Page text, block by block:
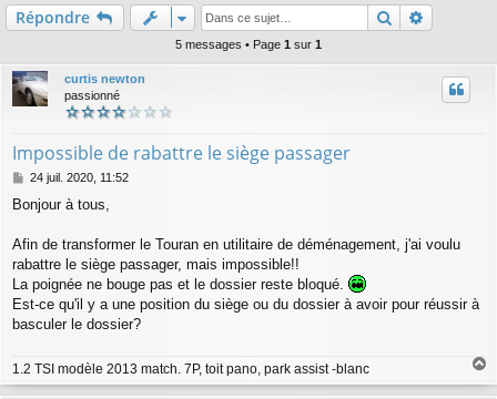
de
c
Répondre Rechercher
5 messages • Page 1 sur 1
curtis newton
passionné
Impossible de rabattre le siège passager
M
s
a
g
24 juil. 2020, 11:52
Bonjour à tous,
Afin de transformer le Touran en utilitaire de déménagement, j'ai voulu
rabattre le siège passager, mais impossible!!
La poignée ne bouge pas et le dossier reste bloqué.
Est-ce qu'il y a une position du siège ou du dossier à avoir pour réussir à
basculer le dossier?
1.2 TSI modèle 2013 match. 7P, toit pano, park assist -blanc